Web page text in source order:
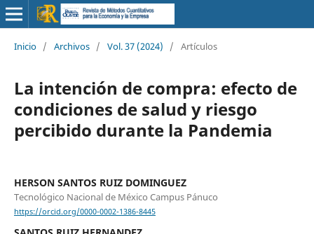
Inicio / Archivos / Vol. 37 (2024) / Artículos
La intención de compra: efecto de
condiciones de salud y riesgo
percibido durante la Pandemia
HERSON SANTOS RUIZ DOMINGUEZ
Tecnológico Nacional de México Campus Pánuco
https://orcid.org/0000-0002-1386-8445